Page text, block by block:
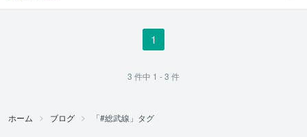
1
3 件中 1 - 3 件
ホーム ブログ 「#総武線」タグ